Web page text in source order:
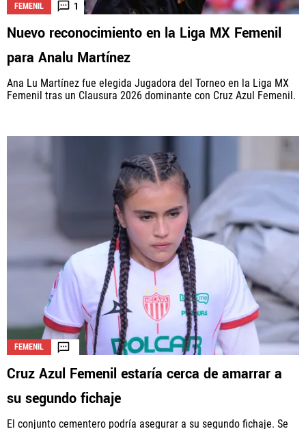
FEMENIL 1
Nuevo reconocimiento en la Liga MX Femenil
para Analu Martínez
Ana Lu Martínez fue elegida Jugadora del Torneo en la Liga MX
Femenil tras un Clausura 2026 dominante con Cruz Azul Femenil.
FEMENIL
Cruz Azul Femenil estaría cerca de amarrar a
su segundo fichaje
El conjunto cementero podría asegurar a su segundo fichaje. Se